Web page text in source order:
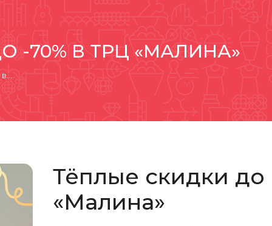
-70% В ТРЦ «МАЛИНА»
Тёплые скидки до
«Малина»